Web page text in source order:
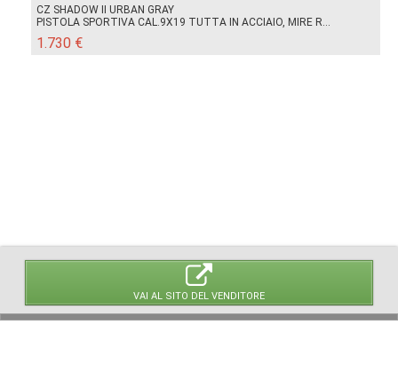
VAI AL SITO DEL VENDITORE
CZ SHADOW II URBAN GRAY
PISTOLA SPORTIVA CAL.9X19 TUTTA IN ACCIAIO, MIRE R...
1.730 €